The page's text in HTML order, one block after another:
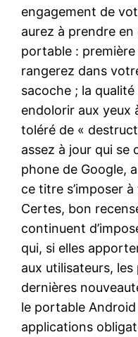
engagement de
aurez à prendre
portable :
rangerez dans
sacoche ; la qualité
endolorir aux yeux
toléré de «
assez à jour qui se
phone de Google,
ce titre s’imposer
Certes, bon
continuent
qui, si elles
aux utilisateurs,
dernières
le portable
applications